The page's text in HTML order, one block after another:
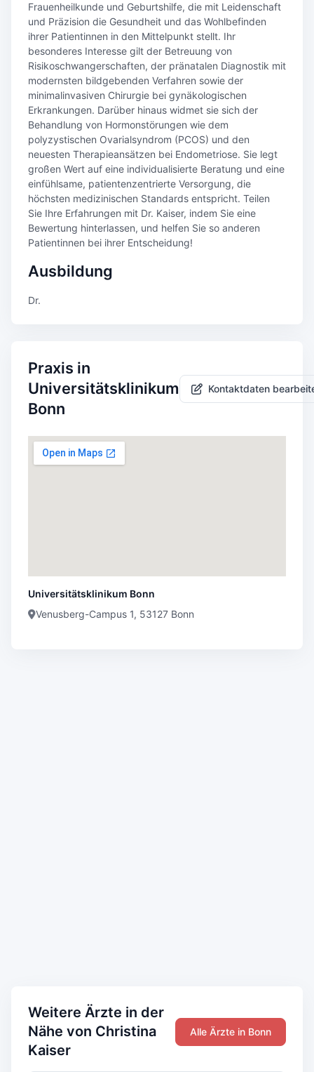
Frauenheilkunde und Geburtshilfe, die mit Leidenschaft
und Präzision die Gesundheit und das Wohlbefinden
ihrer Patientinnen in den Mittelpunkt stellt. Ihr
besonderes Interesse gilt der Betreuung von
Risikoschwangerschaften, der pränatalen Diagnostik mit
modernsten bildgebenden Verfahren sowie der
minimalinvasiven Chirurgie bei gynäkologischen
Erkrankungen. Darüber hinaus widmet sie sich der
Behandlung von Hormonstörungen wie dem
polyzystischen Ovarialsyndrom (PCOS) und den
neuesten Therapieansätzen bei Endometriose. Sie legt
großen Wert auf eine individualisierte Beratung und eine
einfühlsame, patientenzentrierte Versorgung, die
höchsten medizinischen Standards entspricht. Teilen
Sie Ihre Erfahrungen mit Dr. Kaiser, indem Sie eine
Bewertung hinterlassen, und helfen Sie so anderen
Patientinnen bei ihrer Entscheidung!
Ausbildung
Dr.
Praxis in
Universitätsklinikum
Bonn
Kontaktdaten
Universitätsklinikum Bonn
Venusberg-Campus 1, 53127 Bonn
Weitere Ärzte in der
Nähe von Christina
Kaiser
Alle Ärzte in Bonn